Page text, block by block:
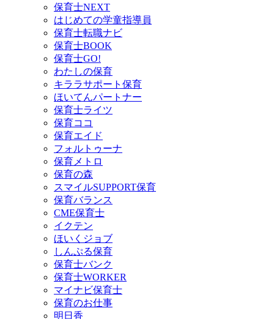
保育⼠NEXT
はじめての学童指導員
保育士転職ナビ
保育士BOOK
保育士GO!
わたしの保育
キララサポート保育
ほいてんパートナー
保育士ライツ
保育ココ
保育エイド
フォルトゥーナ
保育メトロ
保育の森
スマイルSUPPORT保育
保育バランス
CME保育士
イクテン
ほいくジョブ
しんぷる保育
保育士バンク
保育士WORKER
マイナビ保育士
保育のお仕事
明日香